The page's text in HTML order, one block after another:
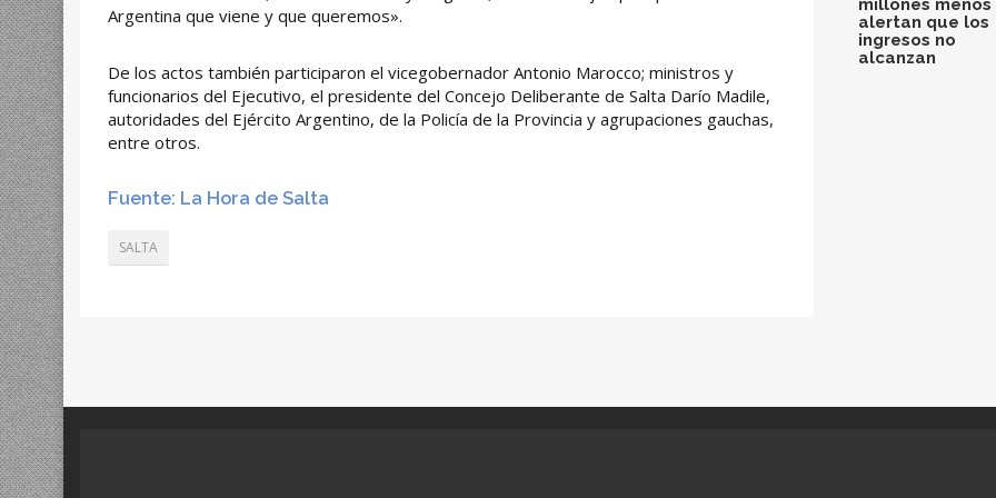
Argentina que viene y que queremos».
De los actos también participaron el vicegobernador Antonio Marocco; ministros y
funcionarios del Ejecutivo, el presidente del Concejo Deliberante de Salta Darío Madile,
autoridades del Ejército Argentino, de la Policía de la Provincia y agrupaciones gauchas,
entre otros.
Fuente: La Hora de Salta
SALTA
alertan que los
ingresos no
alcanzan